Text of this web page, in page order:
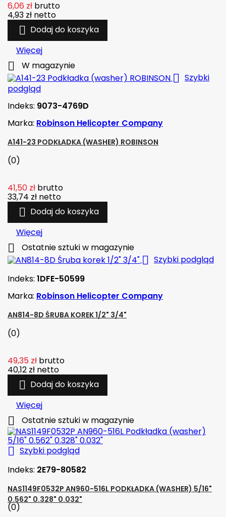
6,06 zł brutto
4,93 zł netto
 Dodaj do koszyka
Więcej
 W magazynie
 Szybki
podgląd
Indeks: 9073-4769D
Marka: Robinson Helicopter Company
A141-23 PODKŁADKA (WASHER) ROBINSON
(0)
41,50 zł brutto
33,74 zł netto
 Dodaj do koszyka
Więcej
 Ostatnie sztuki w magazynie
 Szybki podgląd
Indeks: 1DFE-50599
Marka: Robinson Helicopter Company
AN814-8D ŚRUBA KOREK 1/2" 3/4"
(0)
49,35 zł brutto
40,12 zł netto
 Dodaj do koszyka
Więcej
 Ostatnie sztuki w magazynie
 Szybki podgląd
Indeks: 2E79-80582
NAS1149F0532P AN960-516L PODKŁADKA (WASHER) 5/16"
0.562" 0.328" 0.032"
(0)